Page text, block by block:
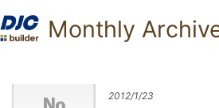
Monthly
2012/1/23